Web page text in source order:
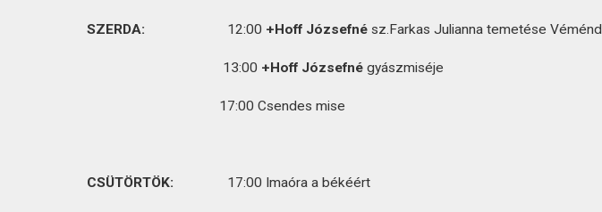
SZERDA: 12:00 +Hoff Józsefné sz.Farkas Julianna temetése Véménd
13:00 +Hoff Józsefné gyászmiséje
17:00 Csendes mise
CSÜTÖRTÖK: 17:00 Imaóra a békéért